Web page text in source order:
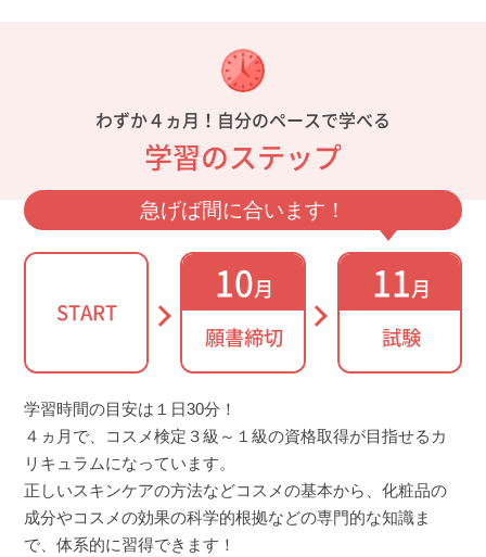
わずか４ヵ月！自分のペースで学べる
学習のステップ
急げば間に合います！
START
10月
願書締切
11月
試験
学習時間の目安は１日30分！
４ヵ月で、コスメ検定３級～１級の資格取得が目指せるカ
リキュラムになっています。
正しいスキンケアの方法などコスメの基本から、化粧品の
成分やコスメの効果の科学的根拠などの専門的な知識ま
で、体系的に習得できます！